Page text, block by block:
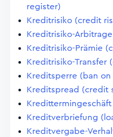
register)
Kreditrisiko (credit
Kreditrisiko-
Kreditrisiko-Prämie
Kreditrisiko-Transfer
Kreditsperre (ban
Kreditspread (credit
Kreditverbriefung
Kreditvergabe-